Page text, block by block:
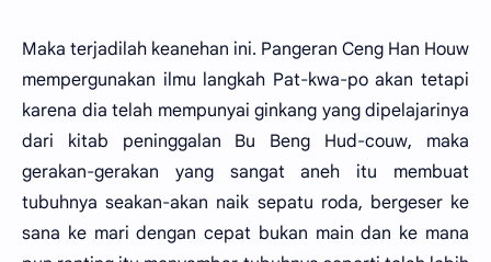
Maka terjadilah keanehan ini. Pangeran Ceng Han Houw
mempergunakan ilmu langkah Pat-kwa-po akan tetapi
karena dia telah mempunyai ginkang yang dipelajarinya
dari kitab peninggalan Bu Beng Hud-couw, maka
gerakan-gerakan yang sangat aneh itu membuat
tubuhnya seakan-akan naik sepatu roda, bergeser ke
sana ke mari dengan cepat bukan main dan ke mana